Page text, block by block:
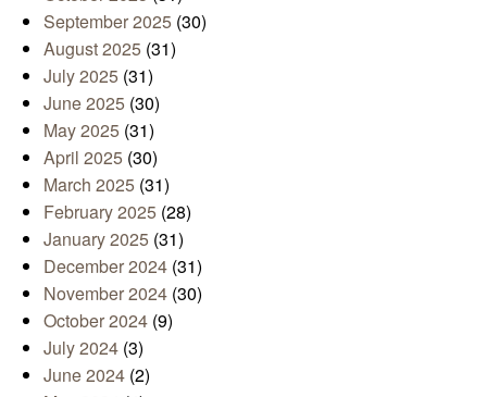
September 2025 (30)
August 2025 (31)
July 2025 (31)
June 2025 (30)
May 2025 (31)
April 2025 (30)
March 2025 (31)
February 2025 (28)
January 2025 (31)
December 2024 (31)
November 2024 (30)
October 2024 (9)
July 2024 (3)
June 2024 (2)